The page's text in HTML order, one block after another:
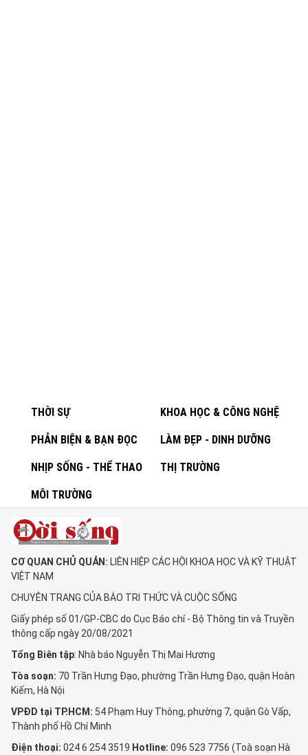
THỜI SỰ KHOA HỌC & CÔNG NGHỆ
PHẢN BIỆN & BẠN ĐỌC LÀM ĐẸP - DINH DƯỠNG
NHỊP SỐNG - THỂ THAO THỊ TRƯỜNG
MÔI TRƯỜNG
CƠ QUAN CHỦ QUẢN: LIÊN HIỆP CÁC HỘI KHOA HỌC VÀ KỸ THUẬT
VIỆT NAM
CHUYÊN TRANG CỦA BÁO TRI THỨC VÀ CUỘC SỐNG
Giấy phép số 01/GP-CBC do Cục Báo chí - Bộ Thông tin và Truyền
thông cấp ngày 20/08/2021
Tổng Biên tập: Nhà báo Nguyễn Thị Mai Hương
Tòa soạn: 70 Trần Hưng Đạo, phường Trần Hưng Đạo, quận Hoàn
Kiếm, Hà Nội
VPĐD tại TP.HCM: 54 Phạm Huy Thông, phường 7, quận Gò Vấp,
Thành phố Hồ Chí Minh
Điện thoại: 024 6 254 3519 Hotline: 096 523 7756 (Toà soạn Hà